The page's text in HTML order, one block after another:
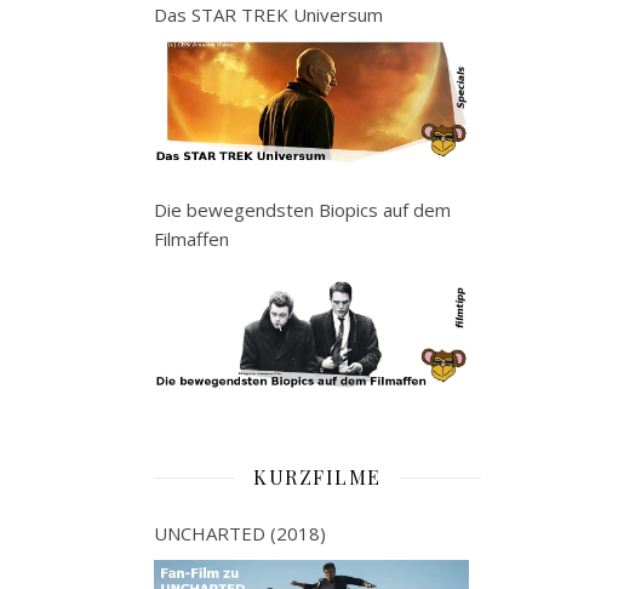
Das STAR TREK Universum
Die bewegendsten Biopics auf dem
Filmaffen
KURZFILME
UNCHARTED (2018)